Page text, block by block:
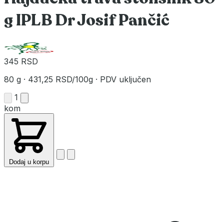
g IPLB Dr Josif Pančić
345 RSD
80 g · 431,25 RSD/100g · PDV uključen
1
kom
Dodaj u korpu